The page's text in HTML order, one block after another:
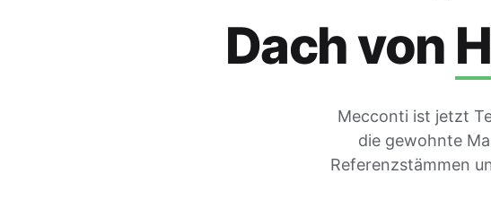
Dach von
Mecconti ist jetzt
die gewohnte
Referenzstämmen